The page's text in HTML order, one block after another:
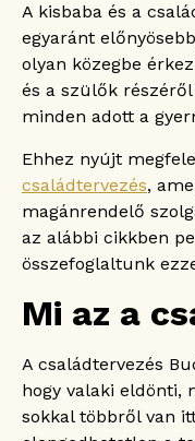
Miért
Budapesten?
A férfiak
A
Családtervezés
Gyakran
Mikor
vizsgálatok?
családtervezés
A
családtervezés
Melyik
A kisbaba és a
egyaránt
olyan közegbe
és a szülők
minden adott a
Ehhez nyújt
családtervezés,
magánrendelő
az alábbi cikkben
összefoglaltunk
Mi az a
A családtervezés
hogy valaki eldönti,
sokkal többről van